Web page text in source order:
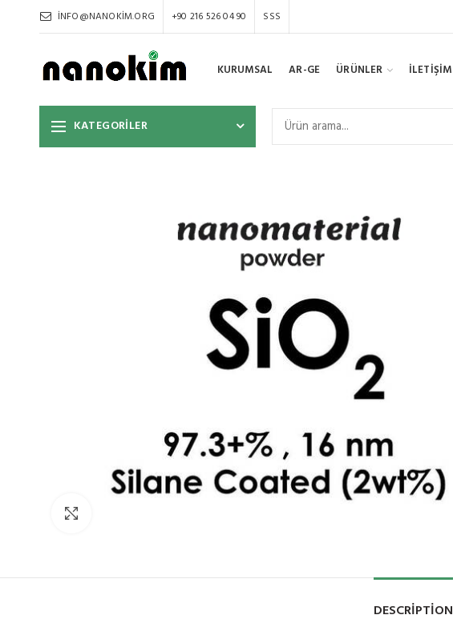
INFO@NANOKIM.ORG +90 216 526 04 90 SSS
KURUMSAL AR-GE ÜRÜNLER İLETİŞİM
KATEGORİLER
DESCRIPTION